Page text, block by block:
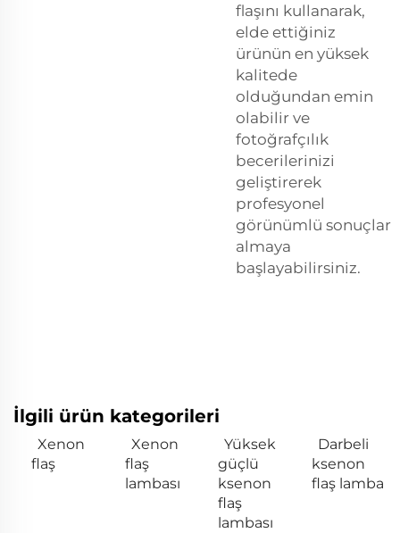
flaşını kullanarak,
elde ettiğiniz
ürünün en yüksek
kalitede
olduğundan emin
olabilir ve
fotoğrafçılık
becerilerinizi
geliştirerek
profesyonel
görünümlü sonuçlar
almaya
başlayabilirsiniz.
İlgili ürün kategorileri
Xenon
flaş
Xenon
flaş
lambası
Yüksek
güçlü
ksenon
flaş
lambası
Darbeli
ksenon
flaş lamba